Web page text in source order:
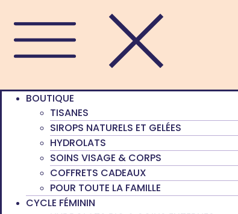
BOUTIQUE
TISANES
SIROPS NATURELS ET GELÉES
HYDROLATS
SOINS VISAGE & CORPS
COFFRETS CADEAUX
POUR TOUTE LA FAMILLE
CYCLE FÉMININ